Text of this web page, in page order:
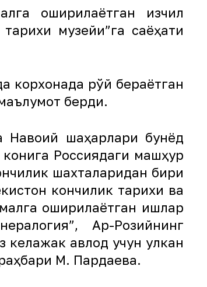
оширилаётган изчил
музейи”га саёҳати
корхонада рўй бераётган
берди.
Навоий шаҳарлари бунёд
Россиядаги машҳур
шахталаридан бири
кончилик тарихи ва
оширилаётган ишлар
Ар-Розийнинг
келажак авлод учун улкан
М. Пардаева.